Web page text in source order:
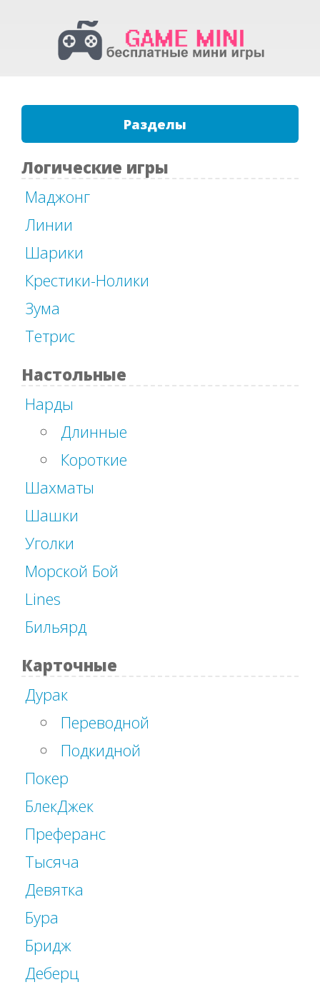
Разделы
Логические игры
Маджонг
Линии
Шарики
Крестики-Нолики
Зума
Тетрис
Настольные
Нарды
Длинные
Короткие
Шахматы
Шашки
Уголки
Морской Бой
Lines
Бильярд
Карточные
Дурак
Переводной
Подкидной
Покер
БлекДжек
Преферанс
Тысяча
Девятка
Бура
Бридж
Деберц